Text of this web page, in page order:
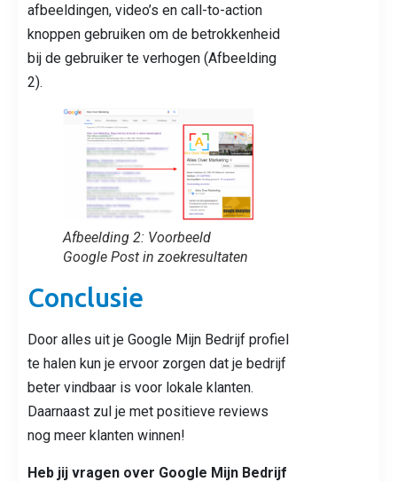
afbeeldingen, video’s en call-to-action
knoppen gebruiken om de betrokkenheid
bij de gebruiker te verhogen (Afbeelding
2).
Afbeelding 2: Voorbeeld
Google Post in zoekresultaten
Conclusie
Door alles uit je Google Mijn Bedrijf profiel
te halen kun je ervoor zorgen dat je bedrijf
beter vindbaar is voor lokale klanten.
Daarnaast zul je met positieve reviews
nog meer klanten winnen!
Heb jij vragen over Google Mijn Bedrijf